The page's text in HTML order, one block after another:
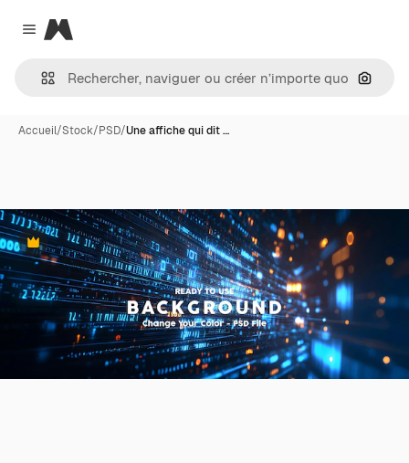
Close menu
Magnific
Accueil/Stock/PSD/Une affiche qui dit …
Premium